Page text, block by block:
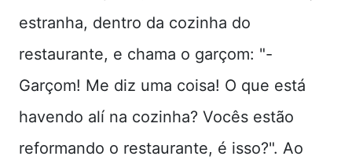
estranha, dentro da cozinha do
restaurante, e chama o garçom: "-
Garçom! Me diz uma coisa! O que está
havendo alí na cozinha? Vocês estão
reformando o restaurante, é isso?". Ao